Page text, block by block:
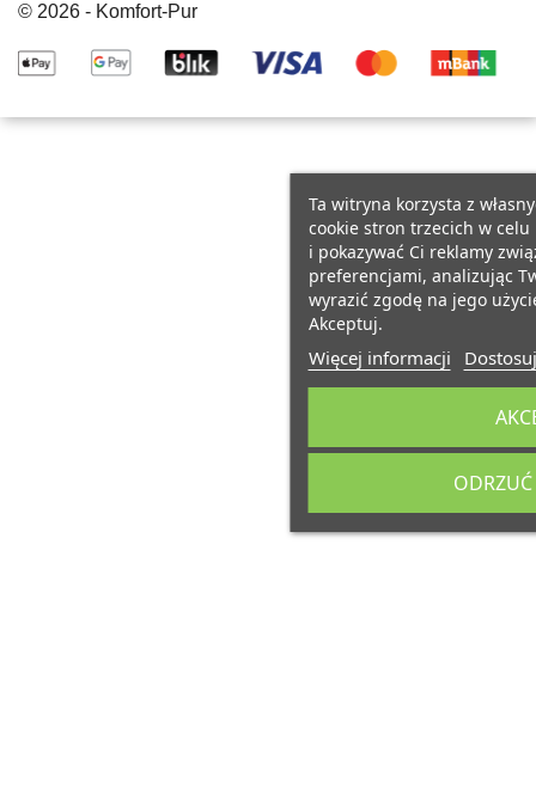
Ta witryna korzysta z
cookie stron trzecich w celu
i pokazywać Ci reklamy
preferencjami, analizując
wyrazić zgodę na jego
Akceptuj.
Więcej informacji
© 2026 - Komfort-Pur